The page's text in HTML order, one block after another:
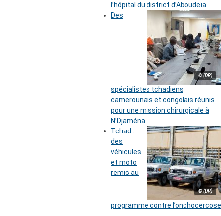
l’hôpital du district d’Aboudeïa
© (DR)
Des
spécialistes tchadiens,
camerounais et congolais réunis
pour une mission chirurgicale à
N’Djaména
© (DR)
Tchad :
des
véhicules
et moto
remis au
programme contre l’onchocercose